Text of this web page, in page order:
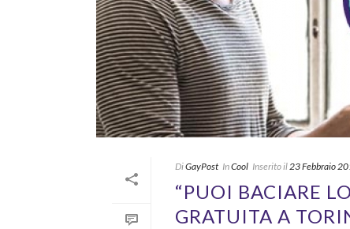
DiGayPost InCool Inserito il23 Febbraio
“PUOI BACIARE
GRATUITA A